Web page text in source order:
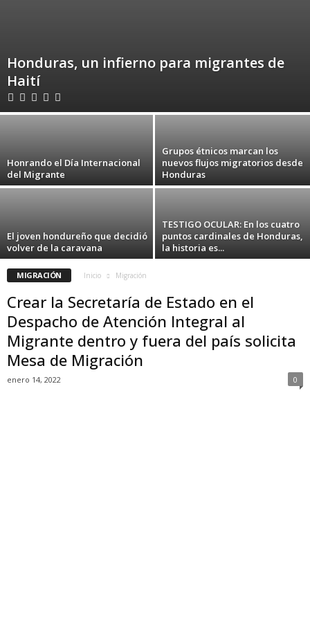
Honduras, un infierno para migrantes de
Haití
Honrando el Día Internacional
del Migrante
Grupos étnicos marcan los
nuevos flujos migratorios desde
Honduras
El joven hondureño que decidió
volver de la caravana
TESTIGO OCULAR: En los cuatro
puntos cardinales de Honduras,
la historia es...
MIGRACIÓN Inicio Migración
Crear la Secretaría de Estado en el
Despacho de Atención Integral al
Migrante dentro y fuera del país solicita
Mesa de Migración
enero 14, 2022 0